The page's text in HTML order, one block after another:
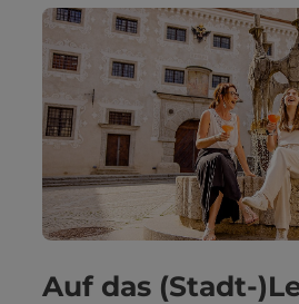
Auf das (Stadt-